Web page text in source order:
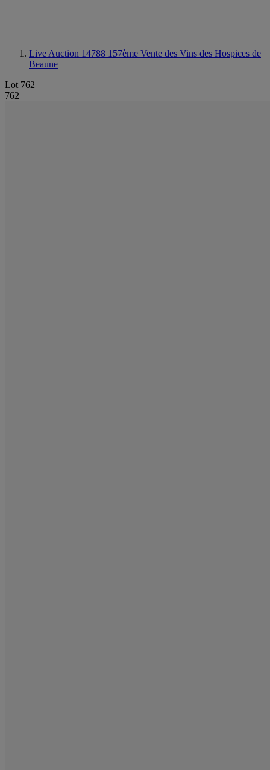
Live Auction 14788 157ème Vente des Vins des Hospices de
Beaune
Lot 762
762